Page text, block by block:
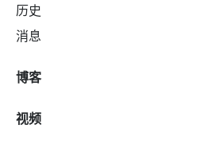
历史
消息
博客
视频